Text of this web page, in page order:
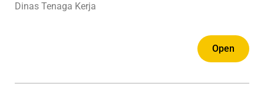
Dinas Tenaga Kerja
Open